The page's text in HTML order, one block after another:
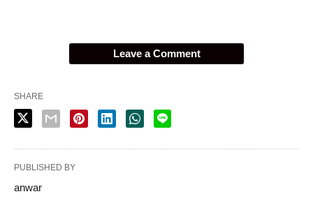
Leave a Comment
SHARE
PUBLISHED BY
anwar